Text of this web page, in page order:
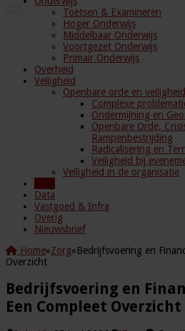
Toetsen & Examineren
Hoger Onderwijs
Middelbaar Onderwijs
Voortgezet Onderwijs
Primair Onderwijs
Overheid
Veiligheid
Openbare orde en veiligheid
Complexe
Ondermijning en
Openbare Orde,
Rampenbestrijding
Radicalisering en
Veiligheid bij
Veiligheid in de organisatie
Data
Vastgoed & Infra
Overig
Nieuwsbrief
Home»Zorg»Bedrijfsvoering en
Overzicht
Bedrijfsvoering en
Een Compleet Overzicht